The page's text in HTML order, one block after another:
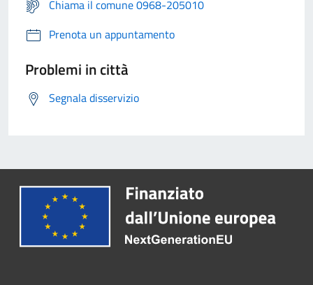
Chiama il comune 0968-205010
Prenota un appuntamento
Problemi in città
Segnala disservizio